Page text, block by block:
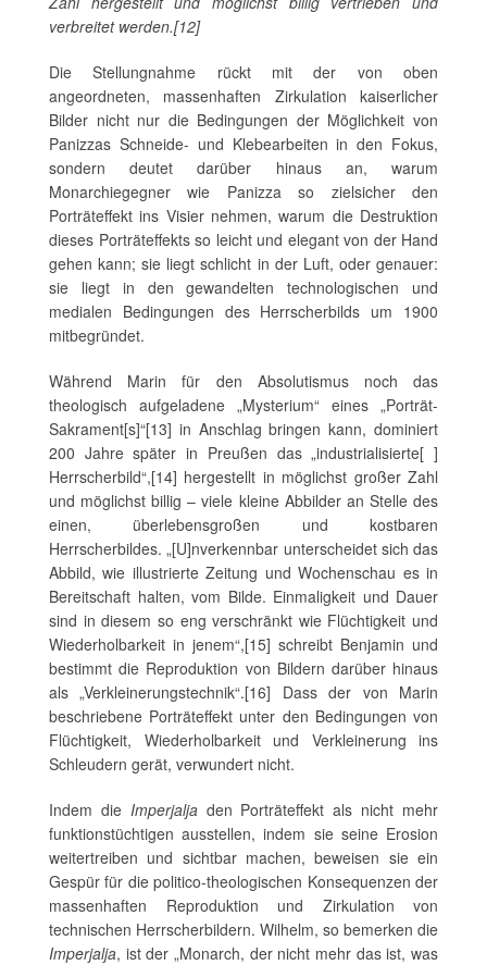
verbreitet werden.[12]
Die Stellungnahme rückt mit der von oben
angeordneten, massenhaften Zirkulation kaiserlicher
Bilder nicht nur die Bedingungen der Möglichkeit von
Panizzas Schneide- und Klebearbeiten in den Fokus,
sondern deutet darüber hinaus an, warum
Monarchiegegner wie Panizza so zielsicher den
Porträteffekt ins Visier nehmen, warum die Destruktion
dieses Porträteffekts so leicht und elegant von der Hand
gehen kann; sie liegt schlicht in der Luft, oder genauer:
sie liegt in den gewandelten technologischen und
medialen Bedingungen des Herrscherbilds um 1900
mitbegründet.
Während Marin für den Absolutismus noch das
theologisch aufgeladene „Mysterium“ eines „Porträt-
Sakrament[s]“[13] in Anschlag bringen kann, dominiert
200 Jahre später in Preußen das „industrialisierte[ ]
Herrscherbild“,[14] hergestellt in möglichst großer Zahl
und möglichst billig – viele kleine Abbilder an Stelle des
einen, überlebensgroßen und kostbaren
Herrscherbildes. „[U]nverkennbar unterscheidet sich das
Abbild, wie illustrierte Zeitung und Wochenschau es in
Bereitschaft halten, vom Bilde. Einmaligkeit und Dauer
sind in diesem so eng verschränkt wie Flüchtigkeit und
Wiederholbarkeit in jenem“,[15] schreibt Benjamin und
bestimmt die Reproduktion von Bildern darüber hinaus
als „Verkleinerungstechnik“.[16] Dass der von Marin
beschriebene Porträteffekt unter den Bedingungen von
Flüchtigkeit, Wiederholbarkeit und Verkleinerung ins
Schleudern gerät, verwundert nicht.
Indem die Imperjaljaden Porträteffekt als nicht mehr
funktionstüchtigen ausstellen, indem sie seine Erosion
weitertreiben und sichtbar machen, beweisen sie ein
Gespür für die politico-theologischen Konsequenzen der
massenhaften Reproduktion und Zirkulation von
technischen Herrscherbildern. Wilhelm, so bemerken die
Imperjalja, ist der „Monarch, der nicht mehr das ist, was